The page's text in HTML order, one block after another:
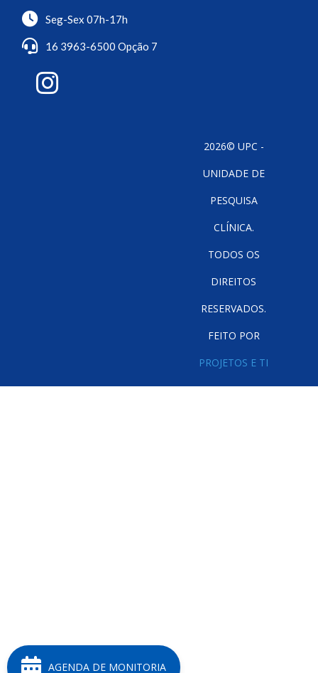
Seg-Sex 07h-17h
16 3963-6500 Opção 7
2026© UPC -
UNIDADE DE
PESQUISA
CLÍNICA.
TODOS OS
DIREITOS
RESERVADOS.
FEITO POR
PROJETOS E TI
AGENDA DE MONITORIA